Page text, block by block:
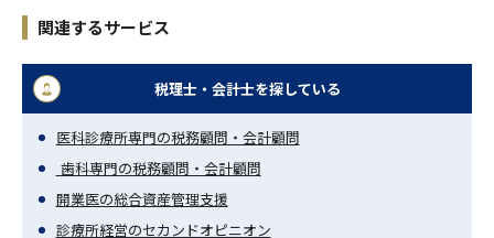
関連するサービス
税理士・会計士を探している
医科診療所専門の税務顧問・会計顧問
歯科専門の税務顧問・会計顧問
開業医の総合資産管理支援
診療所経営のセカンドオピニオン